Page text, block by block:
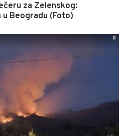
za Zelenskog:
Beogradu (Foto)
0